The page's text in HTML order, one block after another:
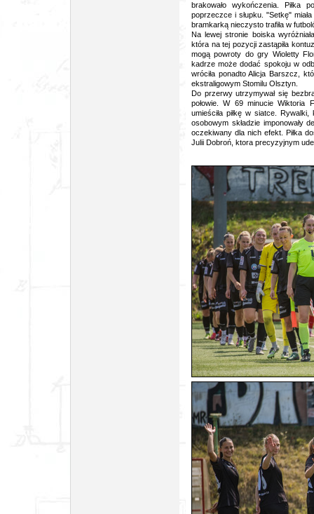
brakowało wykończenia. Piłka
poprzeczce i słupku. "Setkę"
bramkarką nieczysto trafiła w
Na lewej stronie boiska
która na tej pozycji zastąpiła
mogą powroty do gry Wioletty
kadrze może dodać spokoju w
wróciła ponadto Alicja Barszcz,
ekstraligowym Stomilu Olsztyn.
Do przerwy utrzymywał się
połowie. W 69 minucie
umieściła piłkę w siatce.
osobowym składzie imponowały
oczekiwany dla nich efekt. Piłka
Julii Dobroń, ktora precyzyjnym